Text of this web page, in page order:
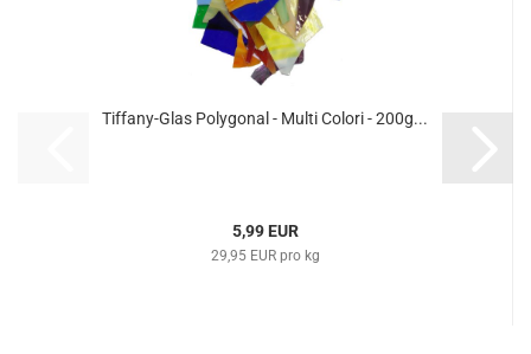
Tiffany-Glas Polygonal - Multi Colori - 200g...
5,99 EUR
29,95 EUR pro kg